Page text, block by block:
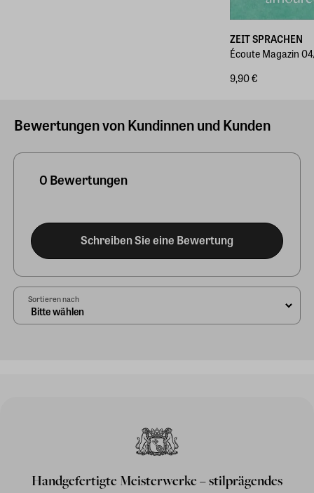
ZEIT SPRACHEN
Écoute Magazin
9,90 €
Bewertungen von Kundinnen und Kunden
0 Bewertungen
Schreiben Sie eine Bewertung
Sortieren nach
Handgefertigte Meisterwerke – stilprägendes